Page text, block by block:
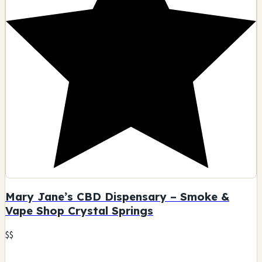
Mary Jane’s CBD Dispensary – Smoke &
Vape Shop Crystal Springs
$$